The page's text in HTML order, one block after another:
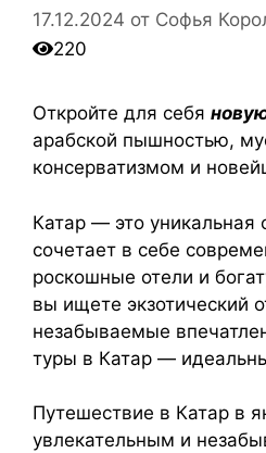
17.12.2024 от Софья
220
Откройте для себя
арабской пышностью,
консерватизмом и
Катар — это уникальная
сочетает в себе
роскошные отели и
вы ищете экзотический
незабываемые
туры в Катар —
Путешествие в Катар в
увлекательным и